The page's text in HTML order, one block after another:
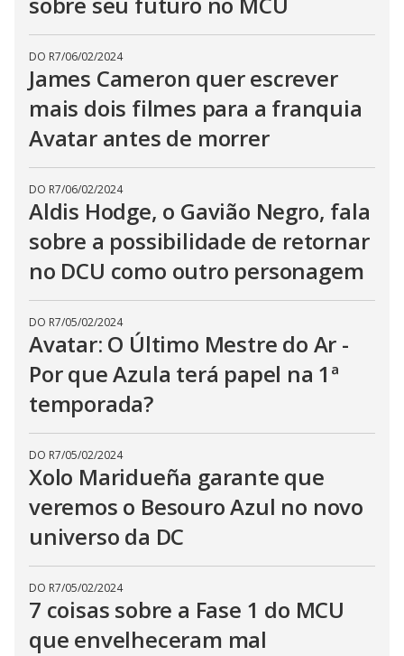
DO R7/06/02/2024
James Cameron quer escrever
mais dois filmes para a franquia
Avatar antes de morrer
DO R7/06/02/2024
Aldis Hodge, o Gavião Negro, fala
sobre a possibilidade de retornar
no DCU como outro personagem
DO R7/05/02/2024
Avatar: O Último Mestre do Ar -
Por que Azula terá papel na 1ª
temporada?
DO R7/05/02/2024
Xolo Maridueña garante que
veremos o Besouro Azul no novo
universo da DC
DO R7/05/02/2024
7 coisas sobre a Fase 1 do MCU
que envelheceram mal